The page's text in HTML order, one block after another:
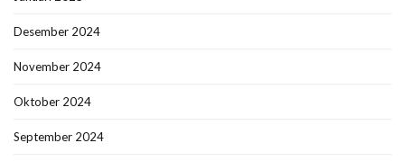
Desember 2024
November 2024
Oktober 2024
September 2024